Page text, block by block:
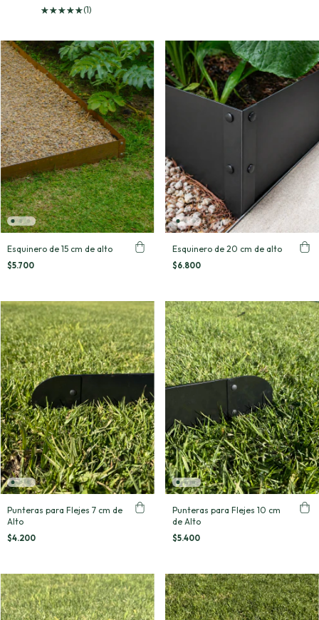
(1)
Esquinero de 15 cm de alto
$5.700
Esquinero de 20 cm de alto
$6.800
Punteras para Flejes 7 cm de
Alto
$4.200
Punteras para Flejes 10 cm
de Alto
$5.400